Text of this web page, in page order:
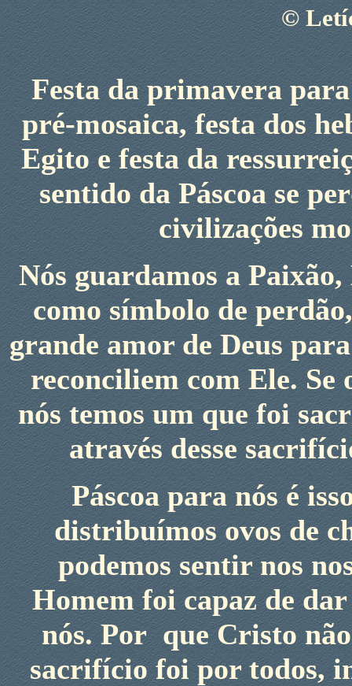
©
Festa da primavera para
pré-mosaica, festa dos
Egito e festa da
sentido da Páscoa se
civilizações
Nós guardamos a
como símbolo de
grande amor de Deus
reconciliem com Ele. Se
nós temos um que foi
através desse
Páscoa para nós é
distribuímos ovos de
podemos sentir nos
Homem foi capaz de
nós. Por que Cristo
sacrifício foi por todos,